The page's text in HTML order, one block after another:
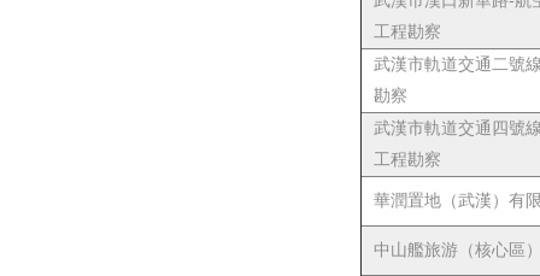
工程勘察
武漢市軌道交通二號
勘察
武漢市軌道交通四號
工程勘察
華潤置地（武漢）有
中山艦旅游（核心區